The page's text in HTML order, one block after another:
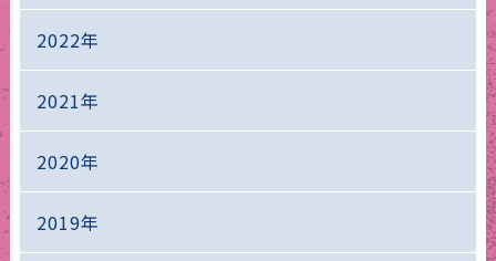
2022年
2021年
2020年
2019年